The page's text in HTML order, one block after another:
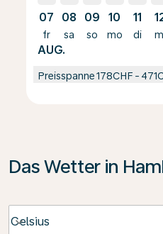
07
fr
AUG.
08
sa
09
so
10
mo
11
di
Preisspanne178CHF -
Das Wetter in
Celsius
keyboard_arrow_down